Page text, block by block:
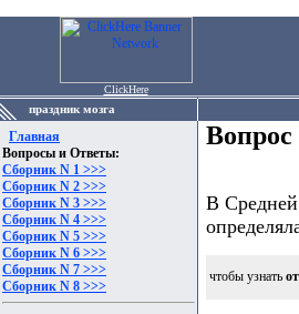
ClickHere
праздник мозга
Главная
Вопросы и Ответы:
Сборник N 1 >>>
Сборник N 2 >>>
Сборник N 3 >>>
Сборник N 4 >>>
Сборник N 5 >>>
Сборник N 6 >>>
Сборник N 7 >>>
Сборник N 8 >>>
Вопрос
В Средней
чтобы узнать